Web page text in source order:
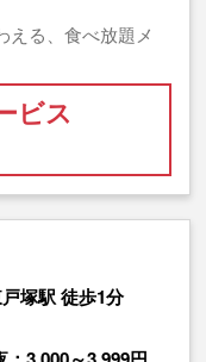
える、食べ放題メ
ビス
塚駅 徒歩1分